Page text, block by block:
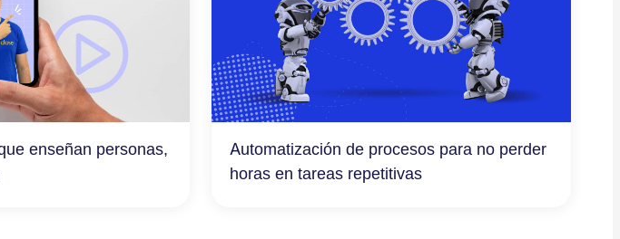
enseñan personas,
Automatización de procesos para no perder
horas en tareas repetitivas